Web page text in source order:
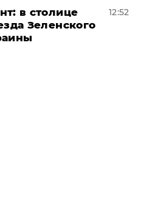
в столице
Зеленского
12:52